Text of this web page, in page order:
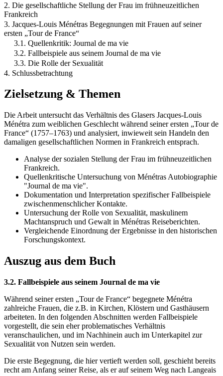
2. Die gesellschaftliche Stellung der Frau im frühneuzeitlichen
Frankreich
3. Jacques-Louis Ménétras Begegnungen mit Frauen auf seiner
ersten „Tour de France“
3.1. Quellenkritik: Journal de ma vie
3.2. Fallbeispiele aus seinem Journal de ma vie
3.3. Die Rolle der Sexualität
4. Schlussbetrachtung
Zielsetzung & Themen
Die Arbeit untersucht das Verhältnis des Glasers Jacques-Louis
Ménétra zum weiblichen Geschlecht während seiner ersten „Tour de
France“ (1757–1763) und analysiert, inwieweit sein Handeln den
damaligen gesellschaftlichen Normen in Frankreich entsprach.
Analyse der sozialen Stellung der Frau im frühneuzeitlichen
Frankreich.
Quellenkritische Untersuchung von Ménétras Autobiographie
"Journal de ma vie".
Dokumentation und Interpretation spezifischer Fallbeispiele
zwischenmenschlicher Kontakte.
Untersuchung der Rolle von Sexualität, maskulinem
Machtanspruch und Gewalt in Ménétras Reiseberichten.
Vergleichende Einordnung der Ergebnisse in den historischen
Forschungskontext.
Auszug aus dem Buch
3.2. Fallbeispiele aus seinem Journal de ma vie
Während seiner ersten „Tour de France“ begegnete Ménétra
zahlreiche Frauen, die z.B. in Kirchen, Klöstern und Gasthäusern
arbeiteten. In den folgenden Abschnitten werden Fallbeispiele
vorgestellt, die sein eher problematisches Verhältnis
veranschaulichen, und im Nachhinein auch im Unterkapitel zur
Sexualität von Nutzen sein werden.
Die erste Begegnung, die hier vertieft werden soll, geschieht bereits
recht am Anfang seiner Reise, als er auf seinem Weg nach Langeais